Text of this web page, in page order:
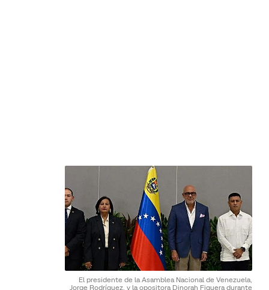
El presidente de la Asamblea Nacional de Venezuela,
Jorge Rodríguez, y la opositora Dinorah Figuera durante